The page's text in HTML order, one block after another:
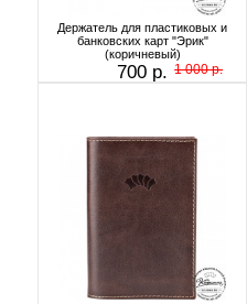
Держатель для пластиковых и
банковских карт "Эрик"
(коричневый)
700 р. 1 000 р.